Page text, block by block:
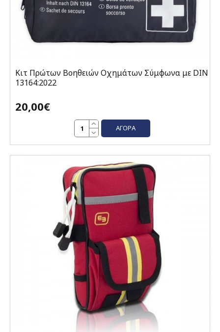
Κιτ Πρώτων Βοηθειών Οχημάτων Σύμφωνα με DIN
13164:2022
20,00€
ΑΓΟΡΆ